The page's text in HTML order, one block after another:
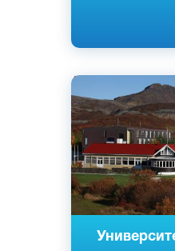
Английский
Исландский
Боргарбигд,
Частный